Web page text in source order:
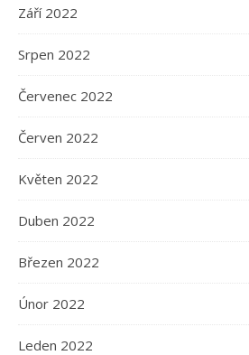
Září 2022
Srpen 2022
Červenec 2022
Červen 2022
Květen 2022
Duben 2022
Březen 2022
Únor 2022
Leden 2022